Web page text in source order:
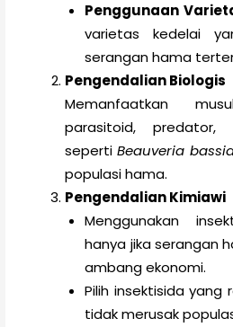
Penggunaan
varietas kedelai
serangan hama
Pengendalian Biologis
Memanfaatkan
parasitoid,
sepertiBeauveria
populasi hama.
Pengendalian Kimiawi
Menggunakan
hanya jika serangan
ambang ekonomi.
Pilih insektisida yang
tidak merusak